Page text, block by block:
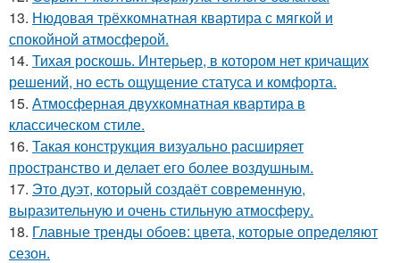
13. Нюдовая трёхкомнатная квартира с мягкой и
спокойной атмосферой.
14. Тихая роскошь. Интерьер, в котором нет кричащих
решений, но есть ощущение статуса и комфорта.
15. Атмосферная двухкомнатная квартира в
классическом стиле.
16. Такая конструкция визуально расширяет
пространство и делает его более воздушным.
17. Это дуэт, который создаёт современную,
выразительную и очень стильную атмосферу.
18. Главные тренды обоев: цвета, которые определяют
сезон.